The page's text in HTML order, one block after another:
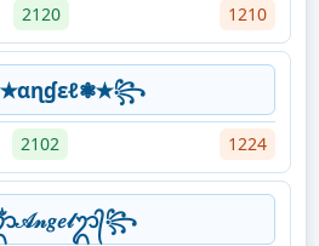
2120 1210
2102 1224